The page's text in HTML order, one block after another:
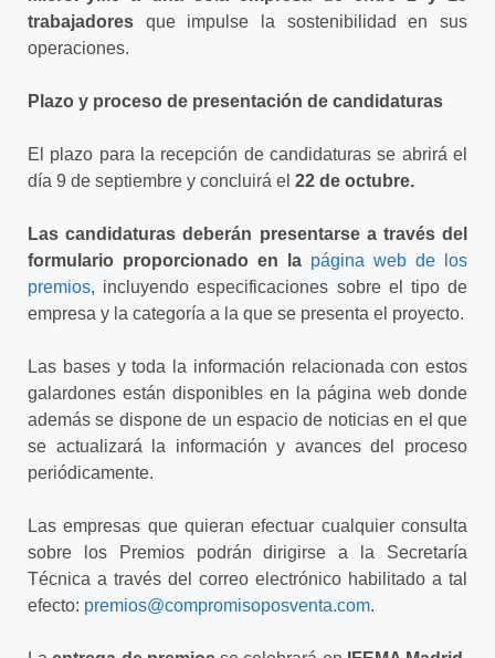
trabajadores que impulse la sostenibilidad en sus
operaciones.
Plazo y proceso de presentación de candidaturas
El plazo para la recepción de candidaturas se abrirá el
día 9 de septiembre y concluirá el 22 de octubre.
Las candidaturas deberán presentarse a través del
formulario proporcionado en la página web de los
premios, incluyendo especificaciones sobre el tipo de
empresa y la categoría a la que se presenta el proyecto.
Las bases y toda la información relacionada con estos
galardones están disponibles en la página web donde
además se dispone de un espacio de noticias en el que
se actualizará la información y avances del proceso
periódicamente.
Las empresas que quieran efectuar cualquier consulta
sobre los Premios podrán dirigirse a la Secretaría
Técnica a través del correo electrónico habilitado a tal
efecto: premios@compromisoposventa.com.